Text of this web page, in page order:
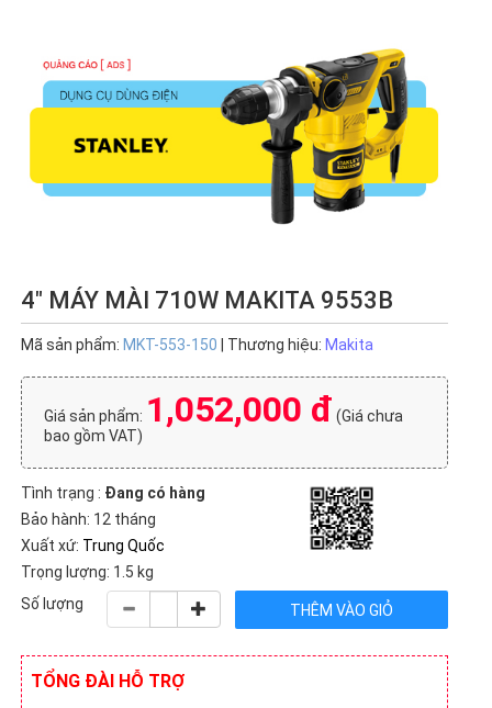
4" MÁY MÀI 710W MAKITA 9553B
Mã sản phẩm:MKT-553-150 | Thương hiệu:Makita
Giá sản phẩm: 1,052,000 đ (Giá chưa
bao gồm VAT)
Tình trạng : Đang có hàng
Bảo hành: 12 tháng
Xuất xứ: Trung Quốc
Trọng lượng: 1.5 kg
Số lượng
TỔNG ĐÀI HỖ TRỢ